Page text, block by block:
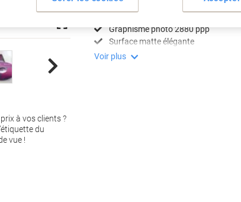
à vos clients ?
du
vue !
Imprimantes jet d'encre
Graphisme photo 2880 ppp
Surface matte élégante
Voir plus